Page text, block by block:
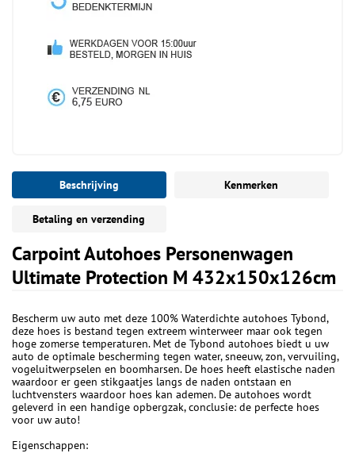
Beschrijving Kenmerken
Betaling en verzending
Carpoint Autohoes Personenwagen
Ultimate Protection M 432x150x126cm
Bescherm uw auto met deze 100% Waterdichte autohoes Tybond,
deze hoes is bestand tegen extreem winterweer maar ook tegen
hoge zomerse temperaturen. Met de Tybond autohoes biedt u uw
auto de optimale bescherming tegen water, sneeuw, zon, vervuiling,
vogeluitwerpselen en boomharsen. De hoes heeft elastische naden
waardoor er geen stikgaatjes langs de naden ontstaan en
luchtvensters waardoor hoes kan ademen. De autohoes wordt
geleverd in een handige opbergzak, conclusie: de perfecte hoes
voor uw auto!
Eigenschappen: